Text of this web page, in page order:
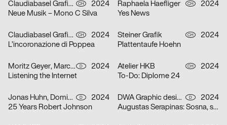
Claudiabasel Grafik + Interaktion CH
2024
Neue Musik – Mono C Silva
Raphaela Haefliger CH
2024
Yes News
Claudiabasel Grafik + Interaktion CH
2024
L’incoronazione di Poppea
Steiner Grafik CH
2024
Plattentaufe Hoehn
Moritz Geyer, Marc Roecker D
2024
Listening the Internet
Atelier HKB CH
2024
To-Do: Diplome 24
Jonas Huhn, Dominik Keller, Michael Satter D
2024
25 Years Robert Johnson
DWA Graphic design department D
2024
Augustas Serapinas: Sosna, swierk i osika